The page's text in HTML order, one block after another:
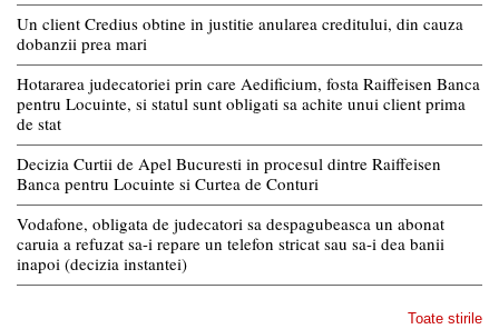
Un client Credius obtine in justitie anularea creditului, din cauza
dobanzii prea mari
Hotararea judecatoriei prin care Aedificium, fosta Raiffeisen Banca
pentru Locuinte, si statul sunt obligati sa achite unui client prima
de stat
Decizia Curtii de Apel Bucuresti in procesul dintre Raiffeisen
Banca pentru Locuinte si Curtea de Conturi
Vodafone, obligata de judecatori sa despagubeasca un abonat
caruia a refuzat sa-i repare un telefon stricat sau sa-i dea banii
inapoi (decizia instantei)
Toate stirile